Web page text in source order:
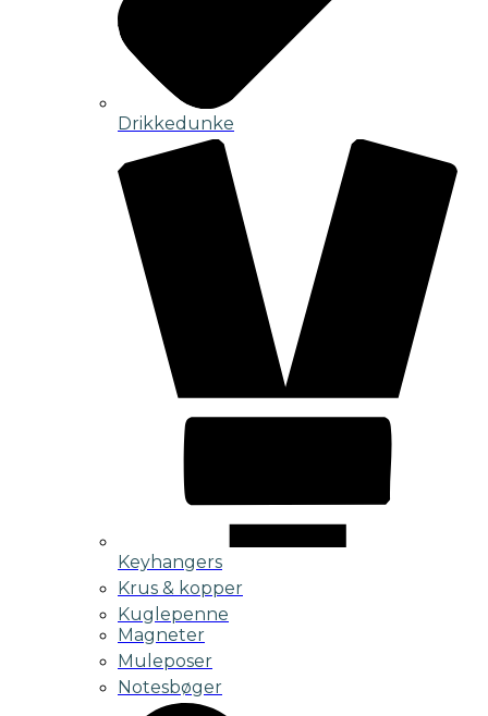
Drikkedunke
Keyhangers
Krus & kopper
Kuglepenne
Magneter
Muleposer
Notesbøger